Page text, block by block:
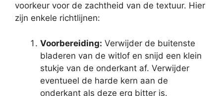
voorkeur voor de zachtheid van de textuur. Hier
zijn enkele richtlijnen:
Voorbereiding: Verwijder de buitenste
bladeren van de witlof en snijd een klein
stukje van de onderkant af. Verwijder
eventueel de harde kern aan de
onderkant als deze erg bitter is.